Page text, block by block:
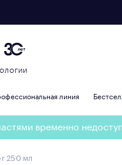
линия
временно
250 мл